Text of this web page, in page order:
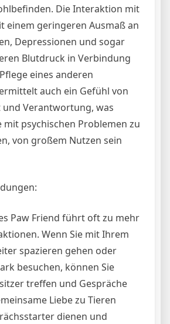
Die Interaktion mit
einem geringeren Ausmaß an
Depressionen und sogar
Blutdruck in Verbindung
eines anderen
auch ein Gefühl von
Verantwortung, was
mit psychischen Problemen zu
von großem Nutzen sein
Paw Friend führt oft zu mehr
Wenn Sie mit Ihrem
spazieren gehen oder
besuchen, können Sie
treffen und Gespräche
Liebe zu Tieren
dienen und